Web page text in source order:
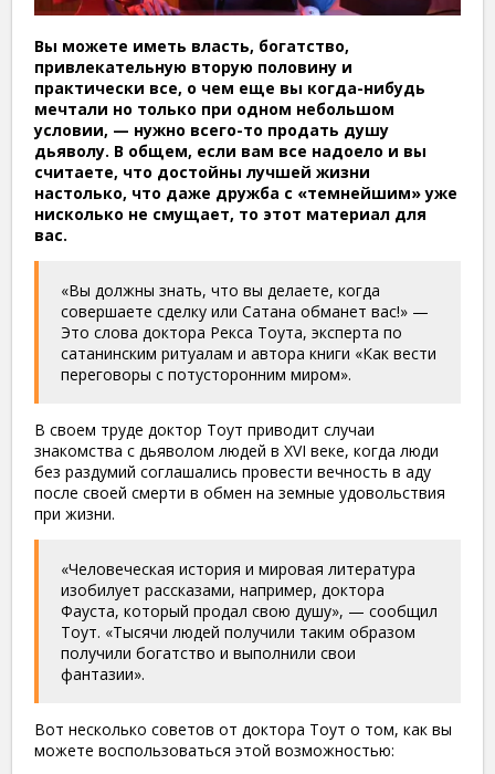
Вы можете иметь власть, богатство,
привлекательную вторую половину и
практически все, о чем еще вы когда-нибудь
мечтали но только при одном небольшом
условии, — нужно всего-то продать душу
дьяволу. В общем, если вам все надоело и вы
считаете, что достойны лучшей жизни
настолько, что даже дружба с «темнейшим» уже
нисколько не смущает, то этот материал для
вас.
«Вы должны знать, что вы делаете, когда
совершаете сделку или Сатана обманет вас!» —
Это слова доктора Рекса Тоута, эксперта по
сатанинским ритуалам и автора книги «Как вести
переговоры с потусторонним миром».
В своем труде доктор Тоут приводит случаи
знакомства с дьяволом людей в XVI веке, когда люди
без раздумий соглашались провести вечность в аду
после своей смерти в обмен на земные удовольствия
при жизни.
«Человеческая история и мировая литература
изобилует рассказами, например, доктора
Фауста, который продал свою душу», — сообщил
Тоут. «Тысячи людей получили таким образом
получили богатство и выполнили свои
фантазии».
Вот несколько советов от доктора Тоут о том, как вы
можете воспользоваться этой возможностью: